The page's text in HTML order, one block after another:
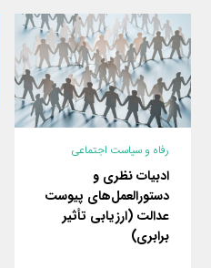
رفاه و سیاست اجتماعی
ادبیات نظری و
دستورالعمل‌های پیوست
عدالت (ارزیابی تأثیر
برابری)